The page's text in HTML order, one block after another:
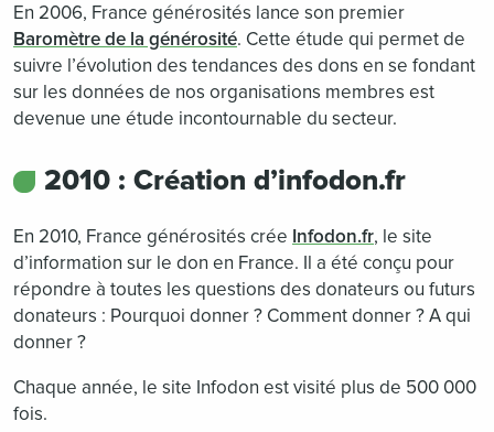
En 2006, France générosités lance son premier
Baromètre de la générosité. Cette étude qui permet de
suivre l’évolution des tendances des dons en se fondant
sur les données de nos organisations membres est
devenue une étude incontournable du secteur.
2010 : Création d’infodon.fr
En 2010, France générosités crée Infodon.fr, le site
d’information sur le don en France. Il a été conçu pour
répondre à toutes les questions des donateurs ou futurs
donateurs : Pourquoi donner ? Comment donner ? A qui
donner ?
Chaque année, le site Infodon est visité plus de 500 000
fois.